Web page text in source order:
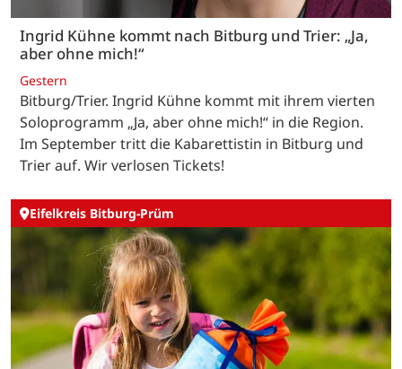
Ingrid Kühne kommt nach Bitburg und Trier: „Ja,
aber ohne mich!“
Gestern
Bitburg/Trier. Ingrid Kühne kommt mit ihrem vierten
Soloprogramm „Ja, aber ohne mich!“ in die Region.
Im September tritt die Kabarettistin in Bitburg und
Trier auf. Wir verlosen Tickets!
Eifelkreis Bitburg-Prüm